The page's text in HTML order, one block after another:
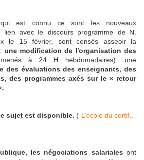
est connu ce sont les nouveaux
lien avec le discours programme de N.
le 15 février, sont censés asseoir la
: une modification de l'organisation des
à 24 H hebdomadaires), une
des évaluations des enseignants, des
des programmes axés sur le « retour
sujet est disponible. ( L’école du certif…
les négociations salariales ont